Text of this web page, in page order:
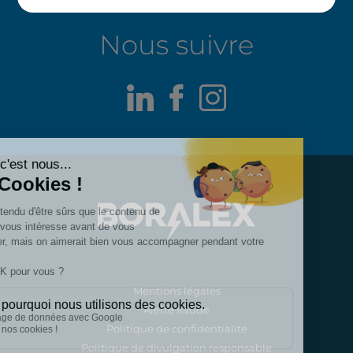
Nous suivre
LinkedIn
Facebook
Instagram
Mentions légales
Alerte fraude
Politique de confidentialité
Politique de divulgation responsable